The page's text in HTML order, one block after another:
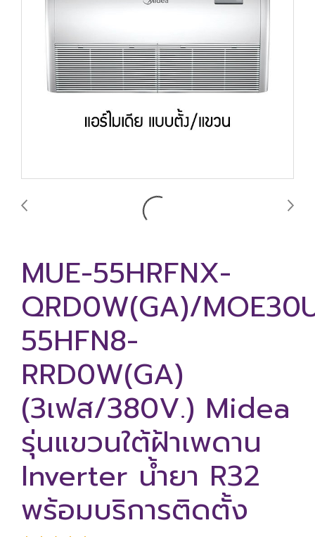
MUE-55HRFNX-
QRD0W(GA)/
55HFN8-
RRD0W(GA)
(3เฟส/380V.) Midea
รุ่นแขวนใต้ฝ้าเพดาน
Inverter น้ำยา R32
พร้อมบริการติดตั้ง